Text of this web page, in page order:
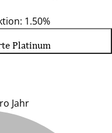
1.50%
Platinum
Jahr